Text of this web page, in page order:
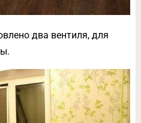
два вентиля, для